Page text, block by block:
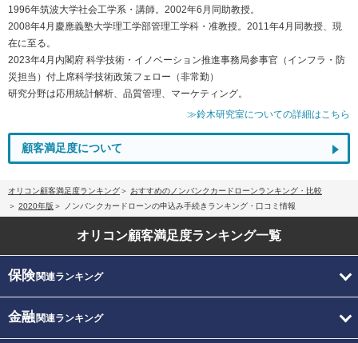
1996年筑波大学社会工学系・講師。2002年6月同助教授。
2008年4月慶應義塾大学理工学部管理工学科・准教授。2011年4月同教授、現
在に至る。
2023年4月内閣府 科学技術・イノベーション推進事務局参事官（インフラ・防
災担当）付上席科学技術政策フェロー（非常勤）
研究分野は応用統計解析、品質管理、マーケティング。
≫鈴木研究室についての詳細はこちら
顧客満足度について
オリコン顧客満足度ランキング
おすすめのノンバンクカードローンランキング・比較
2020年版
ノンバンクカードローンの申込み手続きランキング・口コミ情報
オリコン顧客満足度ランキング一覧
保険関連ランキング
金融関連ランキング